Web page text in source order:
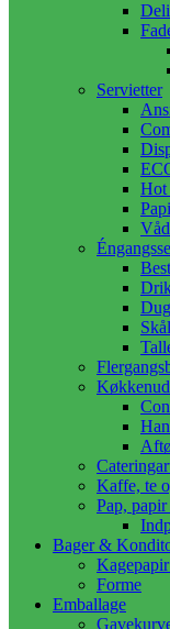
Servietter
Hot
Kaffe, te
Pap,
Bager &
Forme
Emballage